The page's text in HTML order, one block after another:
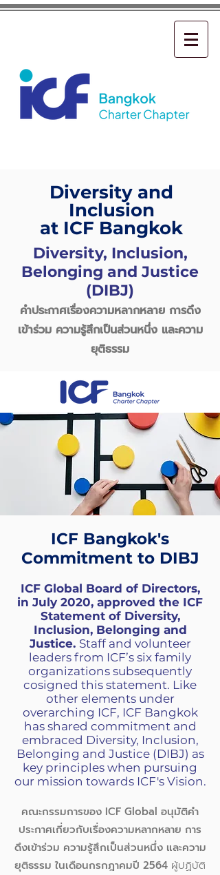
Diversity and
Inclusion
at ICF Bangkok
Diversity, Inclusion,
Belonging and Justice
(DIBJ)
คำประกาศเรื่องความหลากหลาย การดึง
เข้าร่วม ความรู้สึกเป็นส่วนหนึ่ง และความ
ยุติธรรม
ICF Bangkok's
Commitment to DIBJ
ICF Global Board of Directors,
in July 2020, approved the ICF
Statement of Diversity,
Inclusion, Belonging and
Justice. Staff and volunteer
leaders from ICF’s six family
organizations subsequently
cosigned this statement. Like
other elements under
overarching ICF, ICF Bangkok
has shared commitment and
embraced Diversity, Inclusion,
Belonging and Justice (DIBJ) as
key principles when pursuing
our mission towards ICF's Vision.
คณะกรรมการของ ICF Global อนุมัติคำ
ประกาศเกี่ยวกับเรื่องความหลากหลาย การ
ดึงเข้าร่วม ความรู้สึกเป็นส่วนหนึ่ง และความ
ยุติธรรม ในเดือนกรกฎาคมปี 2564 ผู้ปฏิบัติ